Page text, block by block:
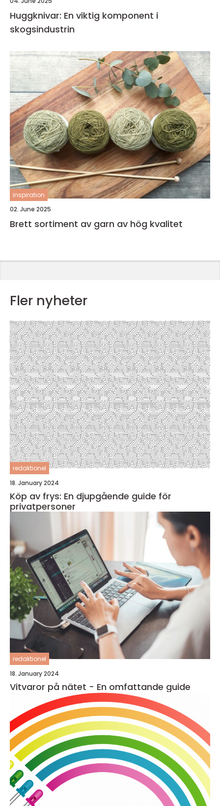
Huggknivar: En viktig komponent i
skogsindustrin
inspiration
02. June 2025
Brett sortiment av garn av hög kvalitet
Fler nyheter
redaktionel
18. January 2024
Köp av frys: En djupgående guide för
privatpersoner
redaktionel
18. January 2024
Vitvaror på nätet - En omfattande guide